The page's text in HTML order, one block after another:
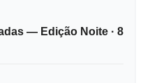
— Edição Noite · 8